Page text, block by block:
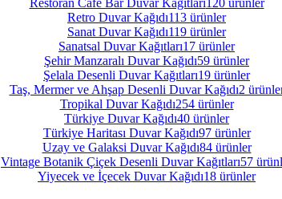
Restoran Cafe Bar Duvar Kağıtları120 ürünler
Retro Duvar Kağıdı113 ürünler
Sanat Duvar Kağıdı119 ürünler
Sanatsal Duvar Kağıtları17 ürünler
Şehir Manzaralı Duvar Kağıdı59 ürünler
Şelala Desenli Duvar Kağıtları19 ürünler
Taş, Mermer ve Ahşap Desenli Duvar Kağıdı2
Tropikal Duvar Kağıdı254 ürünler
Türkiye Duvar Kağıdı40 ürünler
Türkiye Haritası Duvar Kağıdı97 ürünler
Uzay ve Galaksi Duvar Kağıdı84 ürünler
Vintage Botanik Çiçek Desenli Duvar Kağıtları57
Yiyecek ve İçecek Duvar Kağıdı18 ürünler